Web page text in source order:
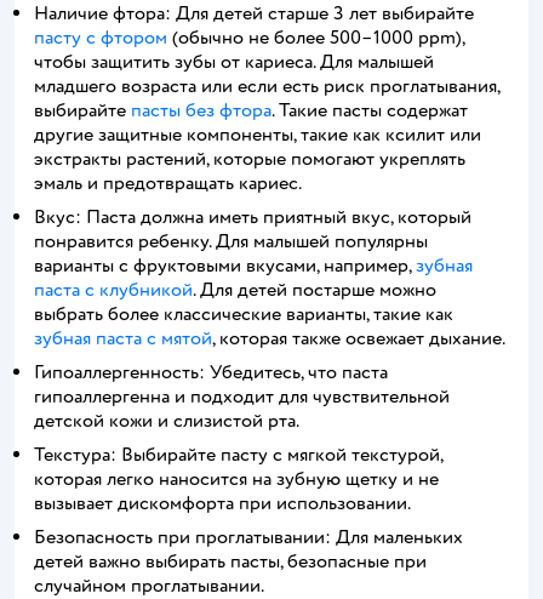
Наличие фтора: Для детей старше 3 лет выбирайте
пасту с фтором (обычно не более 500–1000 ppm),
чтобы защитить зубы от кариеса. Для малышей
младшего возраста или если есть риск проглатывания,
выбирайте пасты без фтора. Такие пасты содержат
другие защитные компоненты, такие как ксилит или
экстракты растений, которые помогают укреплять
эмаль и предотвращать кариес.
Вкус: Паста должна иметь приятный вкус, который
понравится ребенку. Для малышей популярны
варианты с фруктовыми вкусами, например,зубная
паста с клубникой. Для детей постарше можно
выбрать более классические варианты, такие как
зубная паста с мятой, которая также освежает дыхание.
Гипоаллергенность: Убедитесь, что паста
гипоаллергенна и подходит для чувствительной
детской кожи и слизистой рта.
Текстура: Выбирайте пасту с мягкой текстурой,
которая легко наносится на зубную щетку и не
вызывает дискомфорта при использовании.
Безопасность при проглатывании: Для маленьких
детей важно выбирать пасты, безопасные при
случайном проглатывании.